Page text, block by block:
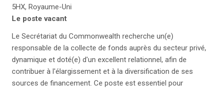
5HX, Royaume-Uni
Le poste vacant
Le Secrétariat du Commonwealth recherche un(e)
responsable de la collecte de fonds auprès du secteur privé,
dynamique et doté(e) d'un excellent relationnel, afin de
contribuer à l'élargissement et à la diversification de ses
sources de financement. Ce poste est essentiel pour